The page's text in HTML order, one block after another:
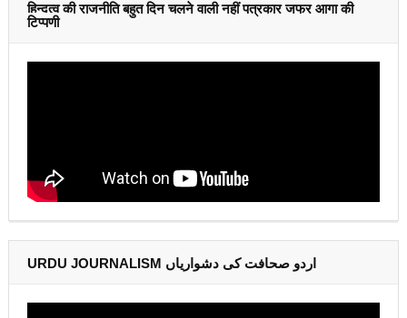
हिन्दुत्व की राजनीति बहुत दिन चलने वाली नहीं पत्रकार जफर आगा की
टिप्पणी
URDU JOURNALISM اردو صحافت کی دشواریاں